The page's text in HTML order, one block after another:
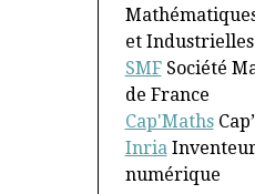
et Industrielles
SMFSociété
de France
Cap'Maths
Inria
numérique